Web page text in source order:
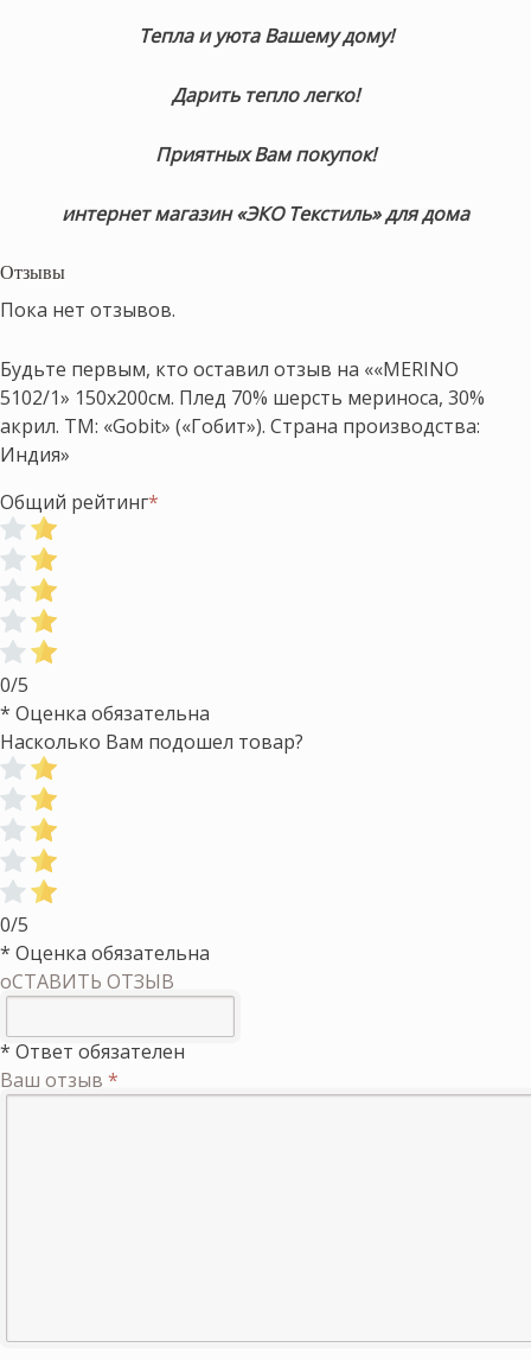
Тепла и уюта Вашему дому!
Дарить тепло легко!
Приятных Вам покупок!
интернет магазин «ЭКО Текстиль» для дома
Отзывы
Пока нет отзывов.
Будьте первым, кто оставил отзыв на ««MERINO
5102/1» 150х200см. Плед 70% шерсть мериноса, 30%
акрил. ТМ: «Gobit» («Гобит»). Страна производства:
Индия»
Общий рейтинг*
0/5
* Оценка обязательна
Насколько Вам подошел товар?
0/5
* Оценка обязательна
оСТАВИТЬ ОТЗЫВ
* Ответ обязателен
Ваш отзыв *